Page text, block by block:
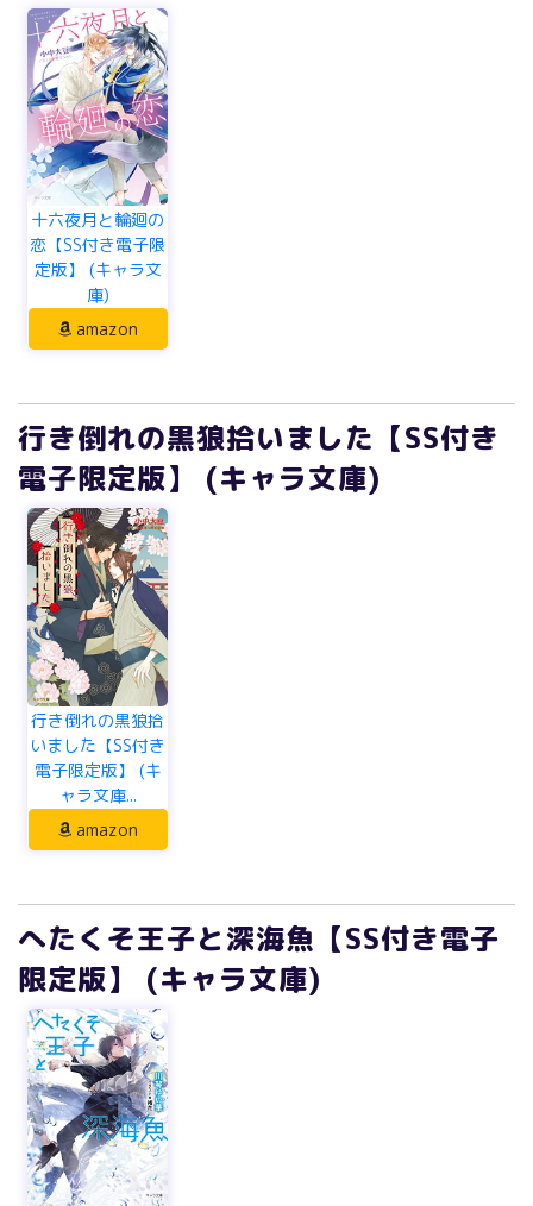
十六夜月と輪廻の
恋【SS付き電子限
定版】 (キャラ文
庫)
amazon
行き倒れの黒狼拾いました【SS付き
電子限定版】 (キャラ文庫)
行き倒れの黒狼拾
いました【SS付き
電子限定版】 (キ
ャラ文庫...
amazon
へたくそ王子と深海魚【SS付き電子
限定版】 (キャラ文庫)